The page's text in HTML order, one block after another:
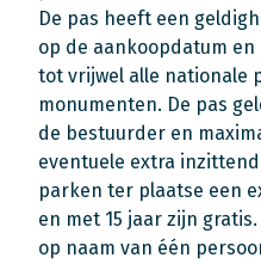
De pas heeft een
op de aankoopdatum
tot vrijwel alle nationale
monumenten. De pas
de bestuurder en
eventuele extra
parken ter plaatse een
en met 15 jaar zijn
op naam van één